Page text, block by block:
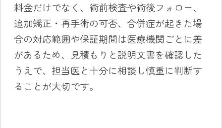
料金だけでなく、術前検査や術後フォロー、
追加矯正・再手術の可否、合併症が起きた場
合の対応範囲や保証期間は医療機関ごとに差
があるため、見積もりと説明文書を確認した
うえで、担当医と十分に相談し慎重に判断す
ることが大切です。